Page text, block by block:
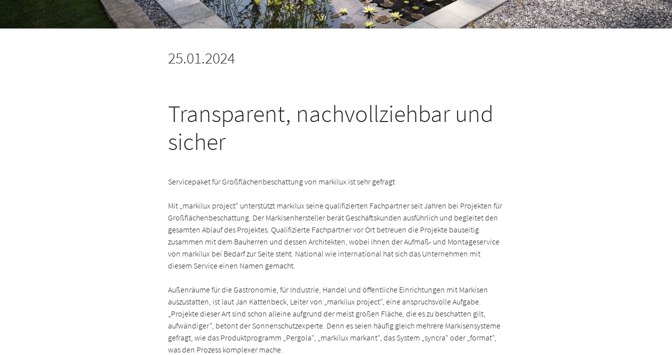
25.01.2024
Transparent, nachvollziehbar und
sicher
Servicepaket für Großflächenbeschattung von markilux ist sehr gefragt
Mit „markilux project“ unterstützt markilux seine qualifizierten Fachpartner seit Jahren bei Projekten für
Großflächenbeschattung. Der Markisenhersteller berät Geschäftskunden ausführlich und begleitet den
gesamten Ablauf des Projektes. Qualifizierte Fachpartner vor Ort betreuen die Projekte bauseitig
zusammen mit dem Bauherren und dessen Architekten, wobei ihnen der Aufmaß- und Montageservice
von markilux bei Bedarf zur Seite steht. National wie international hat sich das Unternehmen mit
diesem Service einen Namen gemacht.
Außenräume für die Gastronomie, für Industrie, Handel und öffentliche Einrichtungen mit Markisen
auszustatten, ist laut Jan Kattenbeck, Leiter von „markilux project“, eine anspruchsvolle Aufgabe.
„Projekte dieser Art sind schon alleine aufgrund der meist großen Fläche, die es zu beschatten gilt,
aufwändiger“, betont der Sonnenschutzexperte. Denn es seien häufig gleich mehrere Markisensysteme
gefragt, wie das Produktprogramm „Pergola“, „markilux markant“, das System „syncra“ oder „format“,
was den Prozess komplexer mache.